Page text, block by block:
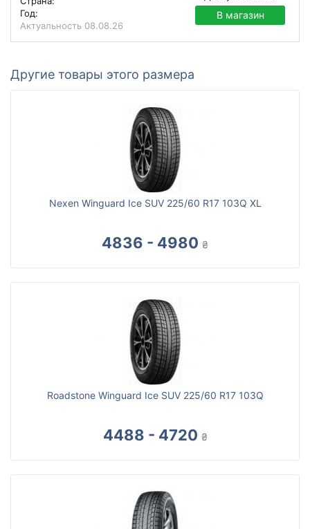
Год:
Актуальность 08.08.26
В магазин
Другие товары этого размера
Nexen Winguard Ice SUV 225/60 R17 103Q XL
4836 - 4980 ₴
Roadstone Winguard Ice SUV 225/60 R17 103Q
4488 - 4720 ₴